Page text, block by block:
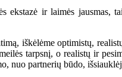
ir laimės jausmas,
iškėlėme optimistų,
tarpsnį, o realistų ir
nuo partnerių būdo,